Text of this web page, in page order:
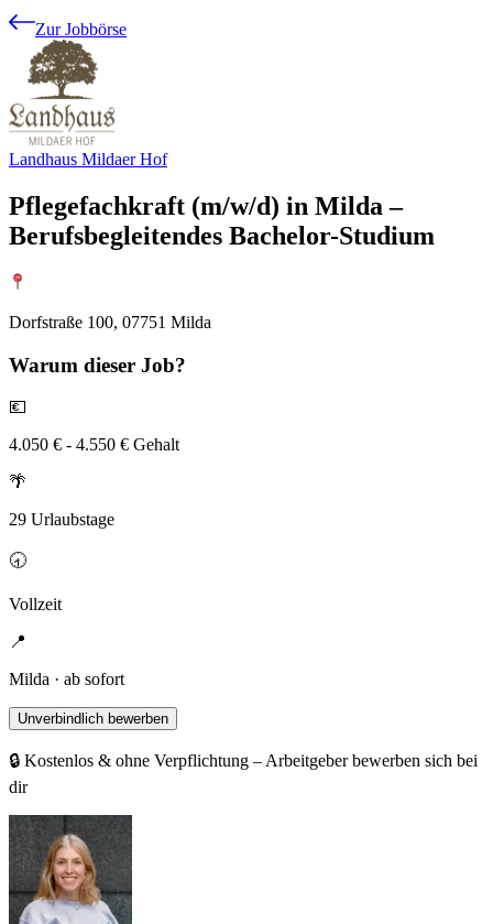
Zur Jobbörse
Landhaus Mildaer Hof
Pflegefachkraft (m/w/d) in Milda –
Berufsbegleitendes Bachelor-Studium
Dorfstraße 100, 07751 Milda
Warum dieser Job?
💶
4.050 € - 4.550 € Gehalt
🌴
29 Urlaubstage
🕣
Vollzeit
📍
Milda · ab sofort
Unverbindlich bewerben
🔒 Kostenlos & ohne Verpflichtung – Arbeitgeber bewerben sich bei
dir